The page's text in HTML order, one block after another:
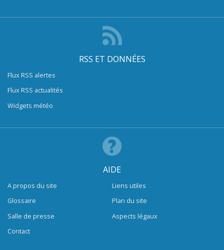
RSS ET DONNÉES
Flux RSS alertes
Flux RSS actualités
Widgets météo
AIDE
A propos du site
Glossaire
Salle de presse
Contact
Liens utiles
Plan du site
Aspects légaux